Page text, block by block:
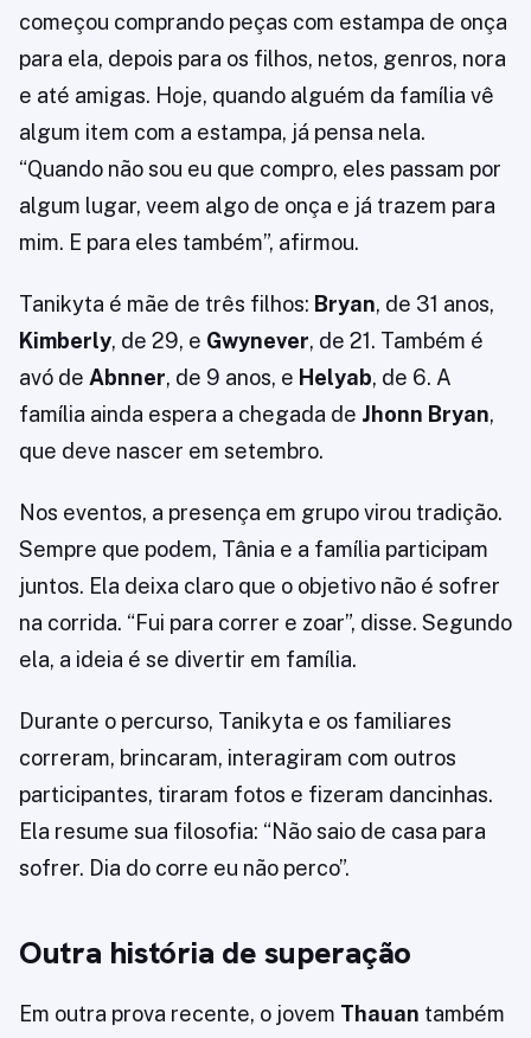
começou comprando peças com estampa de onça
para ela, depois para os filhos, netos, genros, nora
e até amigas. Hoje, quando alguém da família vê
algum item com a estampa, já pensa nela.
“Quando não sou eu que compro, eles passam por
algum lugar, veem algo de onça e já trazem para
mim. E para eles também”, afirmou.
Tanikyta é mãe de três filhos: Bryan, de 31 anos,
Kimberly, de 29, e Gwynever, de 21. Também é
avó de Abnner, de 9 anos, e Helyab, de 6. A
família ainda espera a chegada de Jhonn Bryan,
que deve nascer em setembro.
Nos eventos, a presença em grupo virou tradição.
Sempre que podem, Tânia e a família participam
juntos. Ela deixa claro que o objetivo não é sofrer
na corrida. “Fui para correr e zoar”, disse. Segundo
ela, a ideia é se divertir em família.
Durante o percurso, Tanikyta e os familiares
correram, brincaram, interagiram com outros
participantes, tiraram fotos e fizeram dancinhas.
Ela resume sua filosofia: “Não saio de casa para
sofrer. Dia do corre eu não perco”.
Outra história de superação
Em outra prova recente, o jovem Thauan também